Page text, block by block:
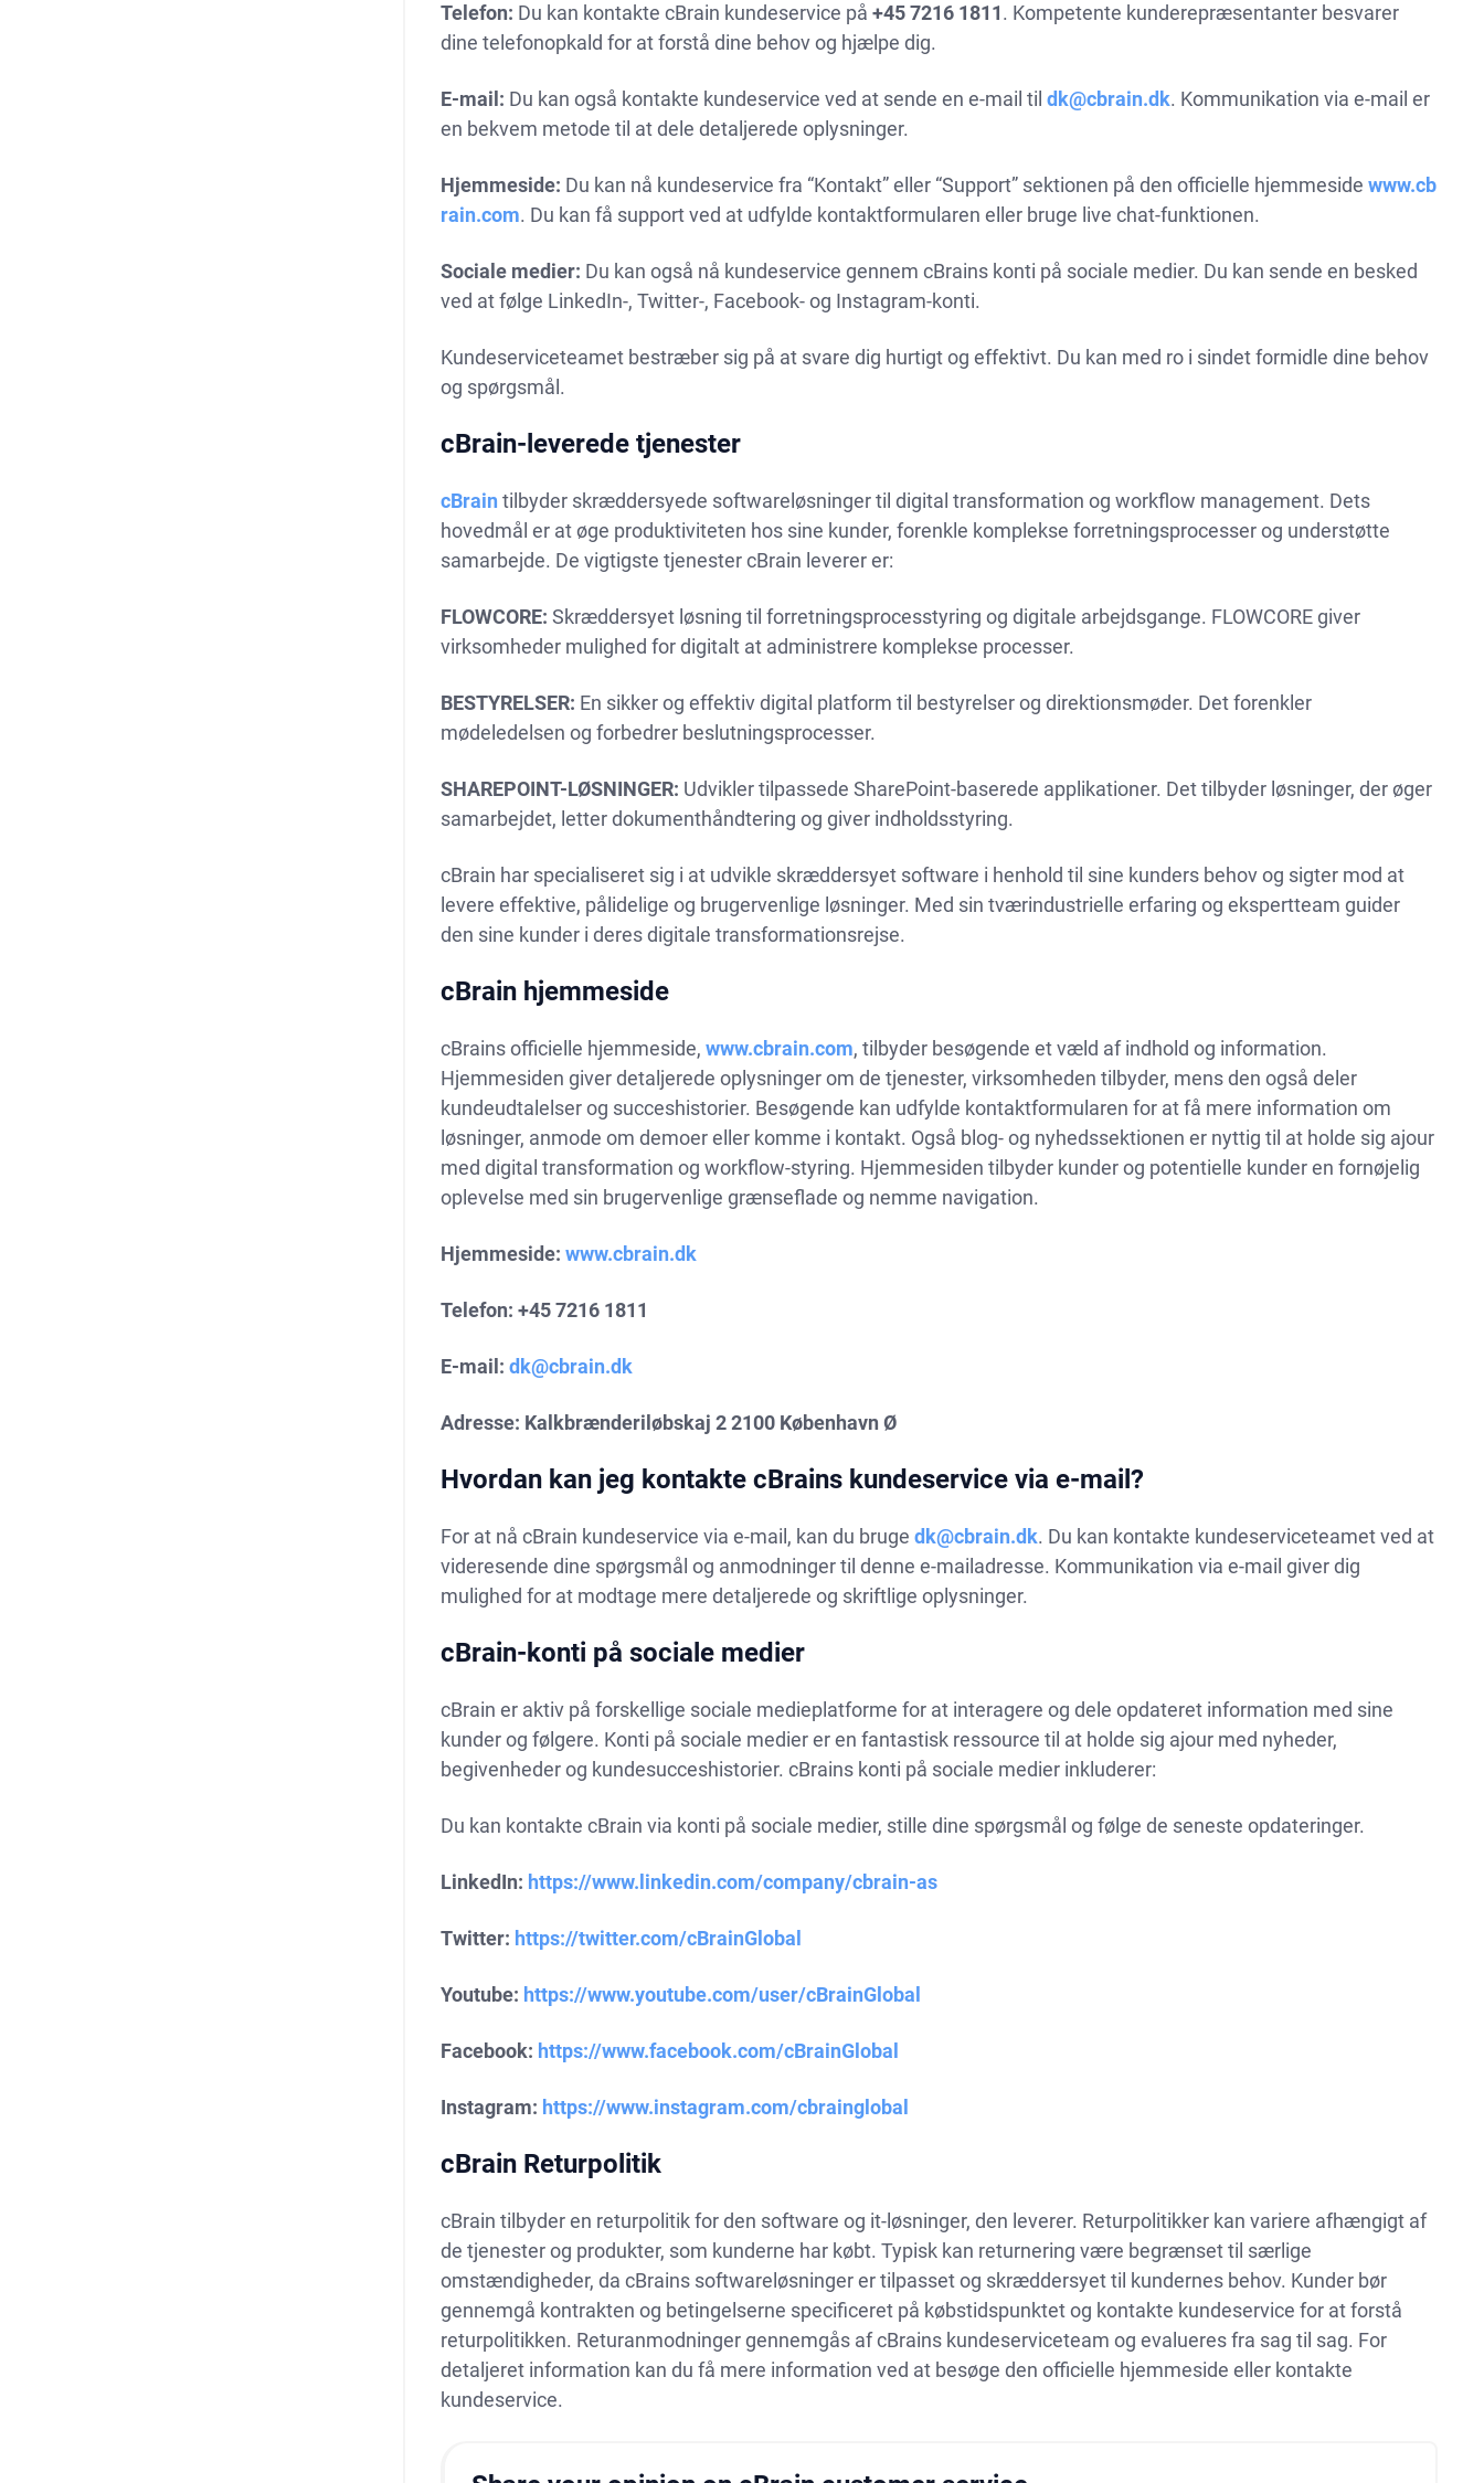
Telefon: Du kan kontakte cBrain kundeservice på +45 7216 1811. Kompetente kunderepræsentanter besvarer
dine telefonopkald for at forstå dine behov og hjælpe dig.
E-mail: Du kan også kontakte kundeservice ved at sende en e-mail til dk@cbrain.dk. Kommunikation via e-mail er
en bekvem metode til at dele detaljerede oplysninger.
Hjemmeside: Du kan nå kundeservice fra “Kontakt” eller “Support” sektionen på den officielle hjemmeside www.cb
rain.com. Du kan få support ved at udfylde kontaktformularen eller bruge live chat-funktionen.
Sociale medier: Du kan også nå kundeservice gennem cBrains konti på sociale medier. Du kan sende en besked
ved at følge LinkedIn-, Twitter-, Facebook- og Instagram-konti.
Kundeserviceteamet bestræber sig på at svare dig hurtigt og effektivt. Du kan med ro i sindet formidle dine behov
og spørgsmål.
cBrain-leverede tjenester
cBrain tilbyder skræddersyede softwareløsninger til digital transformation og workflow management. Dets
hovedmål er at øge produktiviteten hos sine kunder, forenkle komplekse forretningsprocesser og understøtte
samarbejde. De vigtigste tjenester cBrain leverer er:
FLOWCORE: Skræddersyet løsning til forretningsprocesstyring og digitale arbejdsgange. FLOWCORE giver
virksomheder mulighed for digitalt at administrere komplekse processer.
BESTYRELSER: En sikker og effektiv digital platform til bestyrelser og direktionsmøder. Det forenkler
mødeledelsen og forbedrer beslutningsprocesser.
SHAREPOINT-LØSNINGER: Udvikler tilpassede SharePoint-baserede applikationer. Det tilbyder løsninger, der øger
samarbejdet, letter dokumenthåndtering og giver indholdsstyring.
cBrain har specialiseret sig i at udvikle skræddersyet software i henhold til sine kunders behov og sigter mod at
levere effektive, pålidelige og brugervenlige løsninger. Med sin tværindustrielle erfaring og ekspertteam guider
den sine kunder i deres digitale transformationsrejse.
cBrain hjemmeside
cBrains officielle hjemmeside, www.cbrain.com, tilbyder besøgende et væld af indhold og information.
Hjemmesiden giver detaljerede oplysninger om de tjenester, virksomheden tilbyder, mens den også deler
kundeudtalelser og succeshistorier. Besøgende kan udfylde kontaktformularen for at få mere information om
løsninger, anmode om demoer eller komme i kontakt. Også blog- og nyhedssektionen er nyttig til at holde sig ajour
med digital transformation og workflow-styring. Hjemmesiden tilbyder kunder og potentielle kunder en fornøjelig
oplevelse med sin brugervenlige grænseflade og nemme navigation.
Hjemmeside: www.cbrain.dk
Telefon: +45 7216 1811
E-mail: dk@cbrain.dk
Adresse: Kalkbrænderiløbskaj 22100 København Ø
Hvordan kan jeg kontakte cBrains kundeservice via e-mail?
For at nå cBrain kundeservice via e-mail, kan du bruge dk@cbrain.dk. Du kan kontakte kundeserviceteamet ved at
videresende dine spørgsmål og anmodninger til denne e-mailadresse. Kommunikation via e-mail giver dig
mulighed for at modtage mere detaljerede og skriftlige oplysninger.
cBrain-konti på sociale medier
cBrain er aktiv på forskellige sociale medieplatforme for at interagere og dele opdateret information med sine
kunder og følgere. Konti på sociale medier er en fantastisk ressource til at holde sig ajour med nyheder,
begivenheder og kundesucceshistorier. cBrains konti på sociale medier inkluderer:
Du kan kontakte cBrain via konti på sociale medier, stille dine spørgsmål og følge de seneste opdateringer.
LinkedIn: https://www.linkedin.com/company/cbrain-as
Twitter: https://twitter.com/cBrainGlobal
Youtube: https://www.youtube.com/user/cBrainGlobal
Facebook: https://www.facebook.com/cBrainGlobal
Instagram: https://www.instagram.com/cbrainglobal
cBrain Returpolitik
cBrain tilbyder en returpolitik for den software og it-løsninger, den leverer. Returpolitikker kan variere afhængigt af
de tjenester og produkter, som kunderne har købt. Typisk kan returnering være begrænset til særlige
omstændigheder, da cBrains softwareløsninger er tilpasset og skræddersyet til kundernes behov. Kunder bør
gennemgå kontrakten og betingelserne specificeret på købstidspunktet og kontakte kundeservice for at forstå
returpolitikken. Returanmodninger gennemgås af cBrains kundeserviceteam og evalueres fra sag til sag. For
detaljeret information kan du få mere information ved at besøge den officielle hjemmeside eller kontakte
kundeservice.